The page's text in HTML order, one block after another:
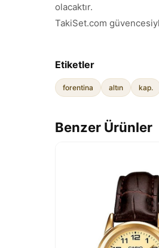
olacaktır.
TakiSet.com
Etiketler
forentina altın kap.
Benzer Ürünler